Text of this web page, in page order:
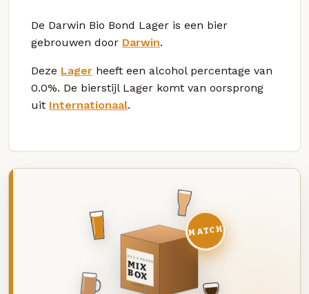
De Darwin Bio Bond Lager is een bier
gebrouwen door Darwin.
Deze Lager heeft een alcohol percentage van
0.0%. De bierstijl Lager komt van oorsprong
uit Internationaal.
DEZE MAAND
MIX
BOX
8 BIEREN
MATCH